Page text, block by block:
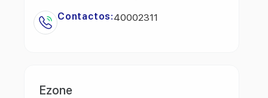
Contactos:40002311
Ezone